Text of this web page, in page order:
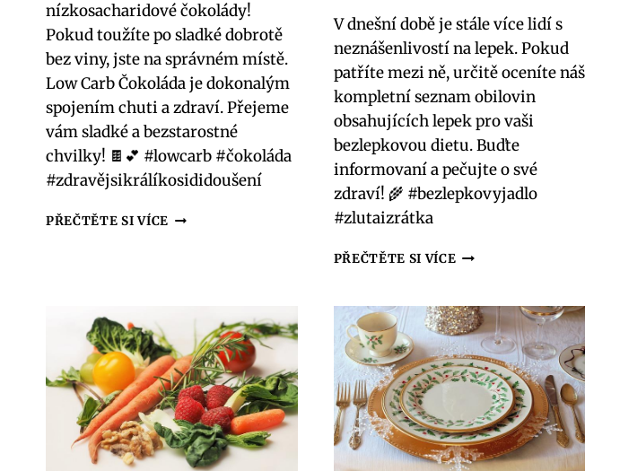
nízkosacharidové čokolády!
Pokud toužíte po sladké dobrotě
bez viny, jste na správném místě.
Low Carb Čokoláda je dokonalým
spojením chuti a zdraví. Přejeme
vám sladké a bezstarostné
chvilky! 🍫💕 #lowcarb #čokoláda
#zdravějsikrálíkosididoušení
PŘEČTĚTE SI VÍCE LOW
STAROSTÍ!
V dnešní době je stále více lidí s
neznášenlivostí na lepek. Pokud
patříte mezi ně, určitě oceníte náš
kompletní seznam obilovin
obsahujících lepek pro vaši
bezlepkovou dietu. Buďte
informovaní a pečujte o své
zdraví! 🌾 #bezlepkovyjadlo
#zlutaizrátka
PŘEČTĚTE SI VÍCE OBILOVINY
KOMPLETNÍ
SEZNAM
PRO
VAŠI
DIETU